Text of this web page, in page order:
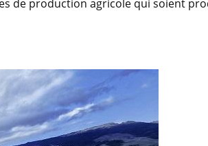
de production agricole qui soient